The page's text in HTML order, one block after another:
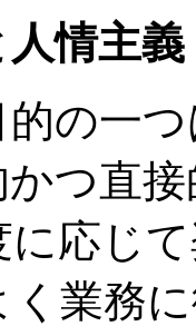
人情主義
の一
つ直
に応じ
業務